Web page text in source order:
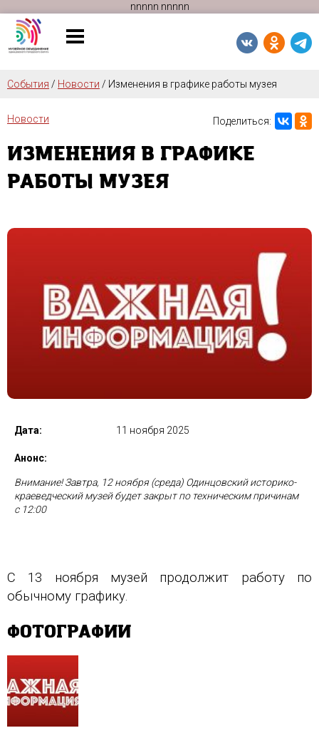
nnnnn nnnnn
События / Новости / Изменения в графике работы музея
Поделиться:
Новости
ИЗМЕНЕНИЯ В ГРАФИКЕ
РАБОТЫ МУЗЕЯ
Дата: 11 ноября 2025
Анонс:
Внимание! Завтра, 12 ноября (среда) Одинцовский историко-
краеведческий музей будет закрыт по техническим причинам
с 12:00
С 13 ноября музей продолжит работу по
обычному графику.
ФОТОГРАФИИ